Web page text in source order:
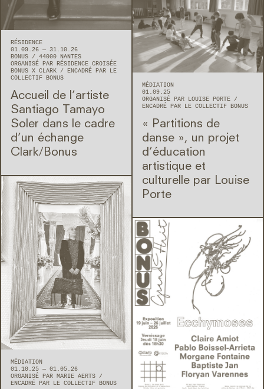
RÉSIDENCE
01.09.26 — 31.10.26
BONUS
44000 NANTES
ORGANISÉ PAR RÉSIDENCE CROISÉE
BONUS X CLARK
ENCADRÉ PAR LE
COLLECTIF BONUS
Accueil de l’artiste
Santiago Tamayo
Soler dans le cadre
d’un échange
Clark/Bonus
MÉDIATION
01.09.25
ORGANISÉ PAR LOUISE PORTE
ENCADRÉ PAR LE COLLECTIF BONUS
« Partitions de
danse », un projet
d’éducation
artistique et
culturelle par Louise
Porte
MÉDIATION
01.10.25 — 01.05.26
ORGANISÉ PAR MARIE AERTS
ENCADRÉ PAR LE COLLECTIF BONUS